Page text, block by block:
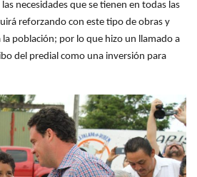
necesidades que se tienen en todas las
reforzando con este tipo de obras y
la población; por lo que hizo un llamado a
del predial como una inversión para